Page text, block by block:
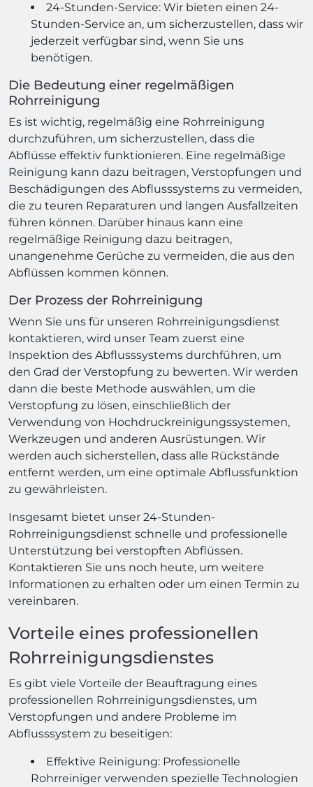
24-Stunden-Service: Wir bieten einen 24-
Stunden-Service an, um sicherzustellen, dass wir
jederzeit verfügbar sind, wenn Sie uns
benötigen.
Die Bedeutung einer regelmäßigen
Rohrreinigung
Es ist wichtig, regelmäßig eine Rohrreinigung
durchzuführen, um sicherzustellen, dass die
Abflüsse effektiv funktionieren. Eine regelmäßige
Reinigung kann dazu beitragen, Verstopfungen und
Beschädigungen des Abflusssystems zu vermeiden,
die zu teuren Reparaturen und langen Ausfallzeiten
führen können. Darüber hinaus kann eine
regelmäßige Reinigung dazu beitragen,
unangenehme Gerüche zu vermeiden, die aus den
Abflüssen kommen können.
Der Prozess der Rohrreinigung
Wenn Sie uns für unseren Rohrreinigungsdienst
kontaktieren, wird unser Team zuerst eine
Inspektion des Abflusssystems durchführen, um
den Grad der Verstopfung zu bewerten. Wir werden
dann die beste Methode auswählen, um die
Verstopfung zu lösen, einschließlich der
Verwendung von Hochdruckreinigungssystemen,
Werkzeugen und anderen Ausrüstungen. Wir
werden auch sicherstellen, dass alle Rückstände
entfernt werden, um eine optimale Abflussfunktion
zu gewährleisten.
Insgesamt bietet unser 24-Stunden-
Rohrreinigungsdienst schnelle und professionelle
Unterstützung bei verstopften Abflüssen.
Kontaktieren Sie uns noch heute, um weitere
Informationen zu erhalten oder um einen Termin zu
vereinbaren.
Vorteile eines professionellen
Rohrreinigungsdienstes
Es gibt viele Vorteile der Beauftragung eines
professionellen Rohrreinigungsdienstes, um
Verstopfungen und andere Probleme im
Abflusssystem zu beseitigen:
Effektive Reinigung: Professionelle
Rohrreiniger verwenden spezielle Technologien